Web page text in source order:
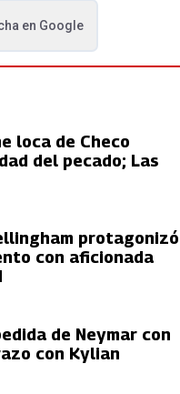
en Google
loca de Checo
del pecado; Las
protagonizó
con aficionada
de Neymar con
con Kylian